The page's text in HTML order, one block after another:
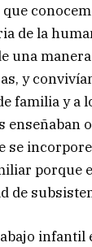
de la
una
y
familia y a
enseñaban
se
porque
de
infantil